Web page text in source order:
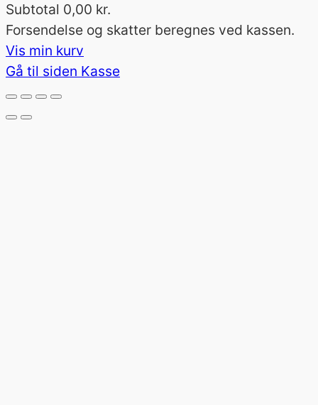
Varer
i
indkøbskurv
Subtotal 0,00 kr.
Forsendelse og skatter beregnes ved kassen.
Vis min kurv
Gå til siden Kasse